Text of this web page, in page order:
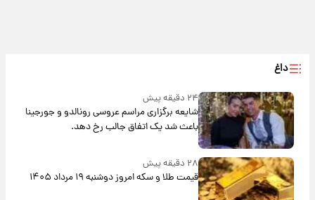
داغ
۲۴ دقیقه پیش
شایعه برگزاری مراسم عروسی رونالدو و جورجینا
باعث شد یک اتفاق جالب رخ دهد.
۲۸ دقیقه پیش
قیمت طلا و سکه امروز دوشنبه ۱۹ مرداد ۱۴۰۵